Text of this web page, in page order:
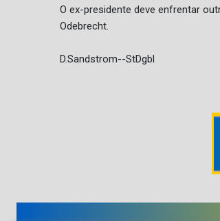
O ex-presidente deve enfrentar
Odebrecht.
D.Sandstrom--StDgbl